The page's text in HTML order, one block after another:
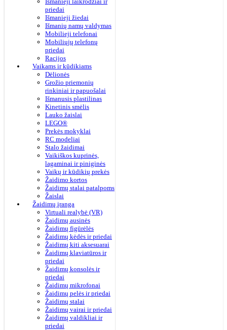
priedai
Išmanieji žiedai
Išmanių namų valdymas
Mobilieji telefonai
Mobiliųjų telefonų
priedai
Racijos
Vaikams ir kūdikiams
Dėlionės
Grožio priemonių
rinkiniai ir papuošalai
Išmanusis plastilinas
Kinetinis smėlis
Lauko žaislai
LEGO®
Prekės mokyklai
RC modeliai
Stalo žaidimai
Vaikiškos kuprinės,
lagaminai ir piniginės
Vaikų ir kūdikių prekės
Žaidimo kortos
Žaidimų stalai patalpoms
Žaislai
Žaidimų įranga
Virtuali realybė (VR)
Žaidimų ausinės
Žaidimų figūrėlės
Žaidimų kėdės ir priedai
Žaidimų kiti aksesuarai
Žaidimų klaviatūros ir
priedai
Žaidimų konsolės ir
priedai
Žaidimų mikrofonai
Žaidimų pelės ir priedai
Žaidimų stalai
Žaidimų vairai ir priedai
Žaidimų valdikliai ir
priedai